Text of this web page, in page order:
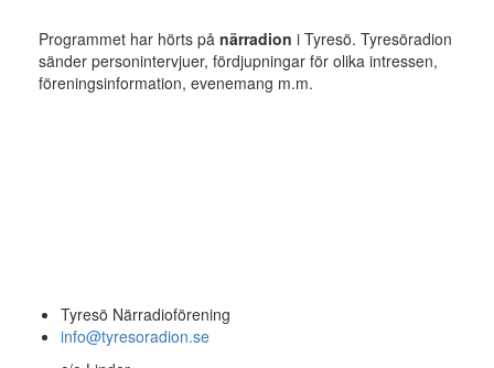
Programmet har hörts på närradion i Tyresö. Tyresöradion
sänder personintervjuer, fördjupningar för olika intressen,
föreningsinformation, evenemang m.m.
Tyresö Närradioförening
info@tyresoradion.se